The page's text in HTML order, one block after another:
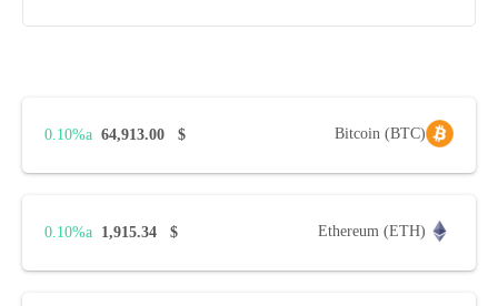
Bitcoin (BTC)
$
64,913.00
0.10%
Ethereum (ETH)
$
1,915.34
0.10%